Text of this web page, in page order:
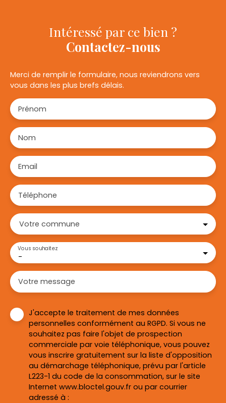
Intéressé par ce bien ?
Contactez-nous
Merci de remplir le formulaire, nous reviendrons vers
vous dans les plus brefs délais.
Prénom
Nom
Email
Téléphone
Votre commune
-
Vous souhaitez
Votre message
J'accepte le traitement de mes données
personnelles conformément au RGPD. Si vous ne
souhaitez pas faire l'objet de prospection
commerciale par voie téléphonique, vous pouvez
vous inscrire gratuitement sur la liste d'opposition
au démarchage téléphonique, prévu par l'article
L223-1 du code de la consommation, sur le site
Internet www.bloctel.gouv.fr ou par courrier
adressé à :